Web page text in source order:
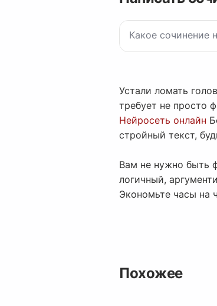
Устали ломать
требует не просто
Нейросеть онлайн
стройный текст,
Вам не нужно быть
логичный,
Экономьте часы на
Похожее